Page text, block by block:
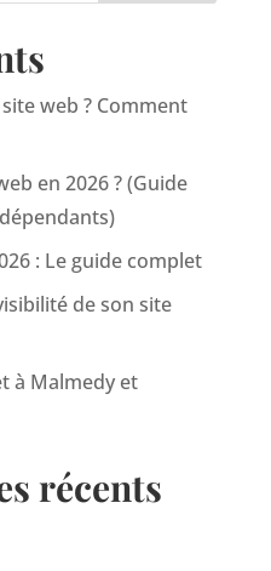
web ? Comment
en 2026 ? (Guide
: Le guide complet
de son site
à Malmedy et
récents